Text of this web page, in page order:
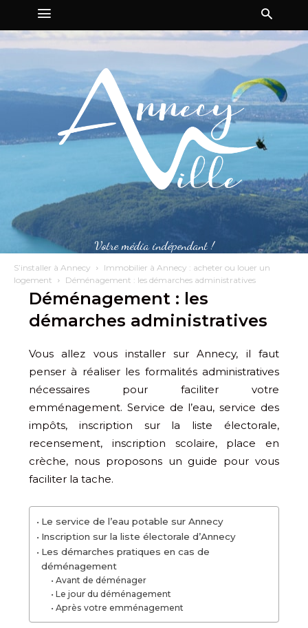
Votre média indépendant !
S’installer à Annecy
Immobilier à Annecy : acheter ou louer un
logement
Déménagement : les démarches administratives
Déménagement : les
démarches administratives
Vous allez vous installer sur Annecy, il faut
penser à réaliser les formalités administratives
nécessaires pour faciliter votre
emménagement. Service de l’eau, service des
impôts, inscription sur la liste électorale,
recensement, inscription scolaire, place en
crèche, nous proposons un guide pour vous
faciliter la tache.
Le service de l’eau potable sur Annecy
Inscription sur la liste électorale d’Annecy
Les démarches pratiques en cas de
déménagement
Avant de déménager
Le jour du déménagement
Après votre emménagement